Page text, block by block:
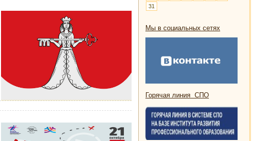
31
Мы в социальных сетях
Горячая линия СПО